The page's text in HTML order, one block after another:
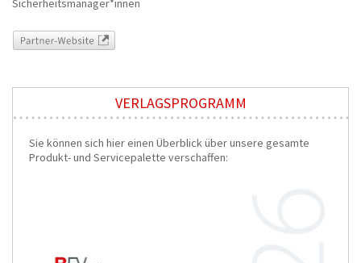
Sicherheitsmanager*innen
Partner-Website
VERLAGSPROGRAMM
Sie können sich hier einen Überblick über unsere gesamte
Produkt- und Servicepalette verschaffen: